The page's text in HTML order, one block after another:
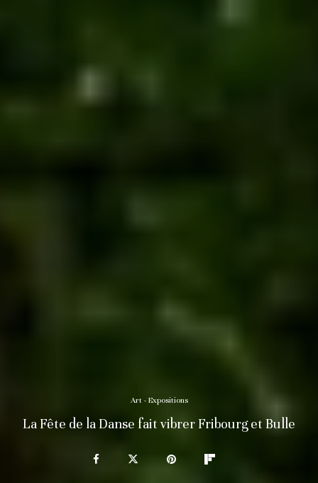
Art - Expositions
La Fête de la Danse fait vibrer Fribourg et Bulle